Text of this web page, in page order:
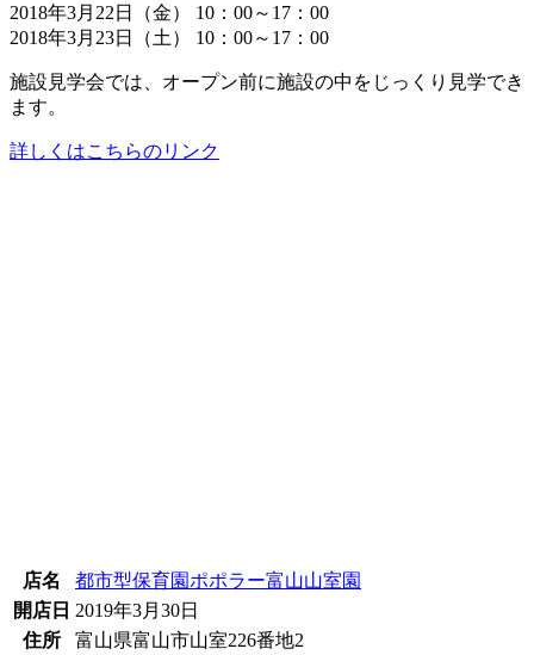
2018年3月22日（金） 10：00～17：00
2018年3月23日（土） 10：00～17：00
施設見学会では、オープン前に施設の中をじっくり見学でき
ます。
詳しくはこちらのリンク
店名
都市型保育園ポポラー富山山室園
開店日 2019年3月30日
住所
富山県富山市山室226番地2